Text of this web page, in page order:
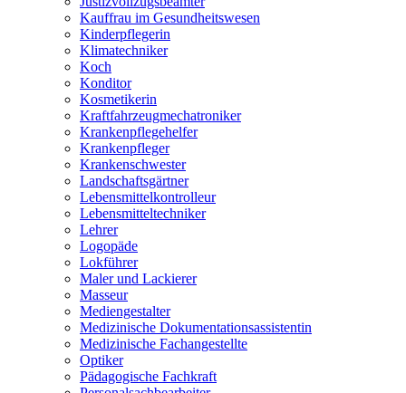
Kauffrau im Gesundheitswesen
Kinderpflegerin
Klimatechniker
Koch
Konditor
Kosmetikerin
Kraftfahrzeugmechatroniker
Krankenpflegehelfer
Krankenpfleger
Krankenschwester
Landschaftsgärtner
Lebensmittelkontrolleur
Lebensmitteltechniker
Lehrer
Logopäde
Lokführer
Maler und Lackierer
Masseur
Mediengestalter
Medizinische Dokumentationsassistentin
Medizinische Fachangestellte
Optiker
Pädagogische Fachkraft